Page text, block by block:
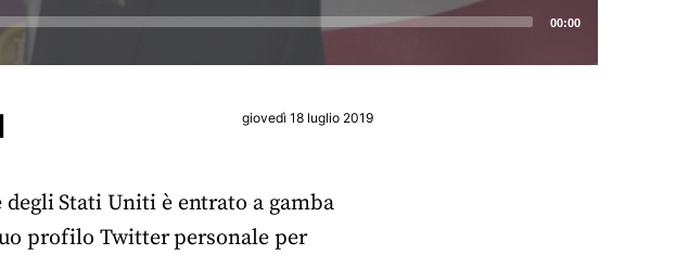
00:00
giovedì 18 luglio 2019
Stati Uniti è entrato a gamba
profilo Twitter personale per